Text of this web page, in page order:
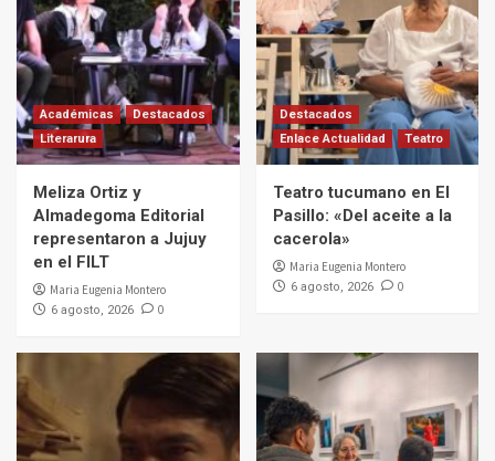
Académicas
Destacados
Literarura
Meliza Ortiz y
Almadegoma Editorial
representaron a Jujuy
en el FILT
Maria Eugenia Montero
6 agosto, 2026 0
Destacados
Enlace Actualidad
Teatro
Teatro tucumano en El
Pasillo: «Del aceite a la
cacerola»
Maria Eugenia Montero
6 agosto, 2026 0